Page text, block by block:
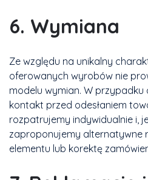
6. Wymiana
Ze względu na unikalny
oferowanych wyrobów nie
modelu wymian. W
kontakt przed odesłaniem
rozpatrujemy indywidualnie i,
zaproponujemy alternatywne
elementu lub korektę